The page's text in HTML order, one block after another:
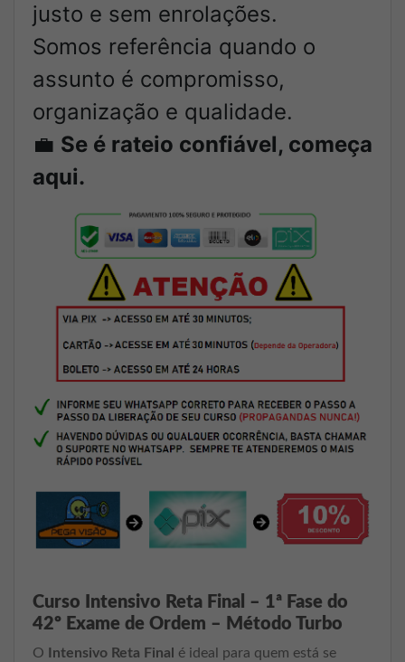
justo e sem enrolações.
Somos referência quando o
assunto é compromisso,
organização e qualidade.
💼 Se é rateio confiável, começa
aqui.
Curso Intensivo Reta Final – 1ª Fase do
42º Exame de Ordem – Método Turbo
O Intensivo Reta Final
é ideal para quem está se